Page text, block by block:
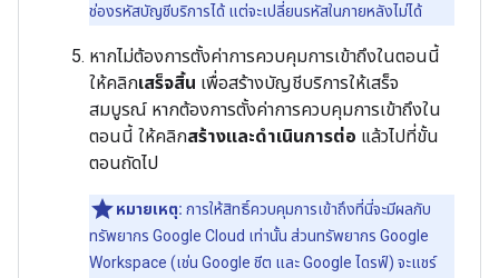
ช่องรหัสบัญชีบริการได้ แต่จะเปลี่ยนรหัสในภายหลังไม่ได้
หากไม่ต้องการตั้งค่าการควบคุมการเข้าถึงในตอนนี้
ให้คลิกเสร็จสิ้น เพื่อสร้างบัญชีบริการให้เสร็จ
สมบูรณ์ หากต้องการตั้งค่าการควบคุมการเข้าถึงใน
ตอนนี้ ให้คลิกสร้างและดำเนินการต่อ แล้วไปที่ขั้น
ตอนถัดไป
หมายเหตุ: การให้สิทธิ์ควบคุมการเข้าถึงที่นี่จะมีผลกับ
ทรัพยากร Google Cloud เท่านั้น ส่วนทรัพยากร Google
Workspace (เช่น Google ชีต และ Google ไดรฟ์) จะแชร์